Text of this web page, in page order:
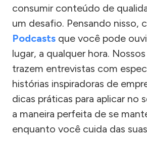
consumir conteúdo de
um desafio. Pensando nisso,
Podcasts que você pode
lugar, a qualquer hora.
trazem entrevistas com
histórias inspiradoras de
dicas práticas para aplicar no
a maneira perfeita de se
enquanto você cuida das